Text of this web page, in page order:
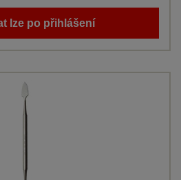
lze po přihlášení